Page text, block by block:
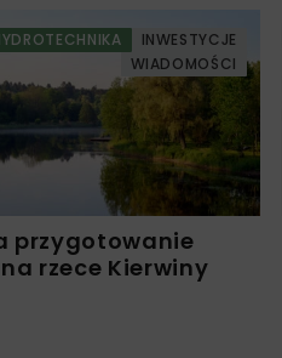
INWESTYCJE
WIADOMOŚCI
przygotowanie
rzece Kierwiny